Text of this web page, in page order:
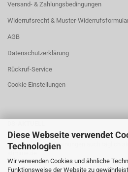
Diese Webseite verwendet
Technologien
Wir verwenden Cookies und ähnliche
Funktionsweise der Website zu
Versand- & Zahlungsbedingungen
Widerrufsrecht & Muster-
AGB
Datenschutzerklärung
Rückruf-Service
Cookie Einstellungen
Neuigkeiten und Meinungen auch täglich